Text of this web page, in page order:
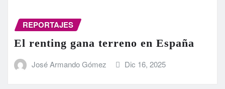
REPORTAJES
El renting gana terreno en España
José Armando Gómez Dic 16, 2025